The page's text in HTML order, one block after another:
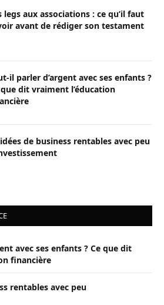
legs aux associations : ce qu’il faut
avant de rédiger son testament
il parler d’argent avec ses enfants ?
que dit vraiment l’éducation
de business rentables avec peu
avec ses enfants ? Ce que dit
financière
rentables avec peu